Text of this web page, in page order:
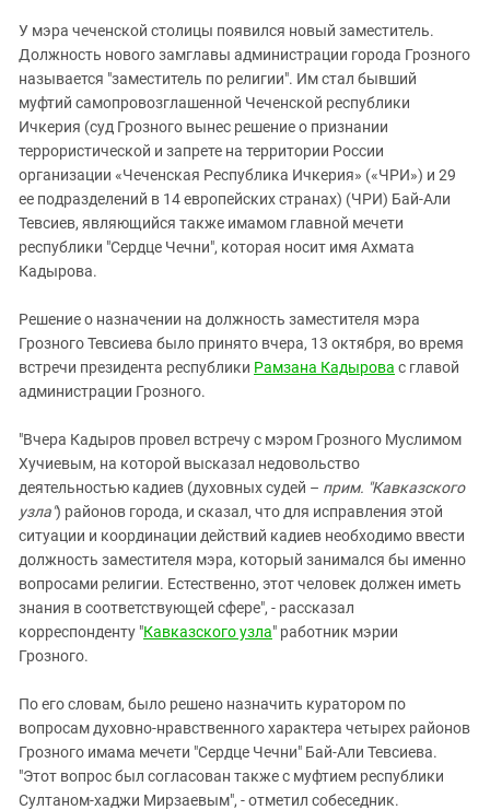
КАВКАЗ ЗА ПАЛЕСТИНУ
ИНАКОМЫСЛИЕ В ЧЕЧНЕ
ПРЕСЛЕДОВАНИЕ АКТИВИСТОВ
МОБИЛИЗАЦИЯ И ПРОТЕСТЫ
Ингушетия
Кабардино-Балкария
Калмыкия
Карачаево-Черкесия
Краснодарский край
Нагорный Карабах
Российская Федерация
Северная Осетия - Алания
Ставропольский край
Южная Осетия
Южный Кавказ
У мэра чеченской столицы появился новый заместитель.
Должность нового замглавы администрации города Грозного
называется "заместитель по религии". Им стал бывший
муфтий самопровозглашенной Чеченской республики
Ичкерия (суд Грозного вынес решение о признании
террористической и запрете на территории России
организации «Чеченская Республика Ичкерия» («ЧРИ») и 29
ее подразделений в 14 европейских странах) (ЧРИ) Бай-Али
Тевсиев, являющийся также имамом главной мечети
республики "Сердце Чечни", которая носит имя Ахмата
Кадырова.
Решение о назначении на должность заместителя мэра
Грозного Тевсиева было принято вчера, 13 октября, во время
встречи президента республики Рамзана Кадырова с главой
администрации Грозного.
"Вчера Кадыров провел встречу с мэром Грозного Муслимом
Хучиевым, на которой высказал недовольство
деятельностью кадиев (духовных судей – прим. "Кавказского
узла") районов города, и сказал, что для исправления этой
ситуации и координации действий кадиев необходимо ввести
должность заместителя мэра, который занимался бы именно
вопросами религии. Естественно, этот человек должен иметь
знания в соответствующей сфере", - рассказал
корреспонденту "Кавказского узла" работник мэрии
Грозного.
По его словам, было решено назначить куратором по
вопросам духовно-нравственного характера четырех районов
Грозного имама мечети "Сердце Чечни" Бай-Али Тевсиева.
"Этот вопрос был согласован также с муфтием республики
Султаном-хаджи Мирзаевым", - отметил собеседник.